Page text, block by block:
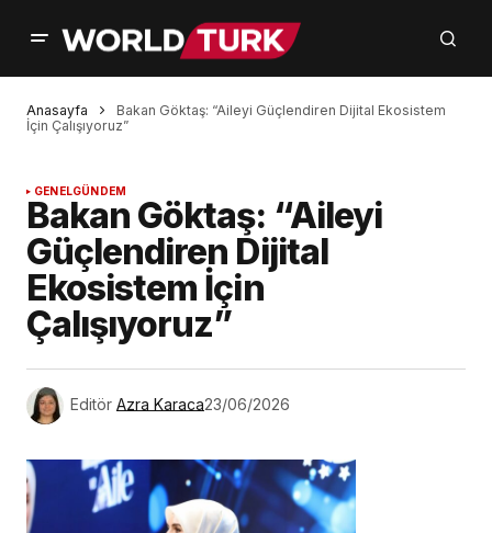
Anasayfa
Bakan Göktaş: “Aileyi Güçlendiren Dijital Ekosistem
İçin Çalışıyoruz”
GENELGÜNDEM
Bakan Göktaş: “Aileyi
Güçlendiren Dijital
Ekosistem İçin
Çalışıyoruz”
Editör Azra Karaca23/06/2026